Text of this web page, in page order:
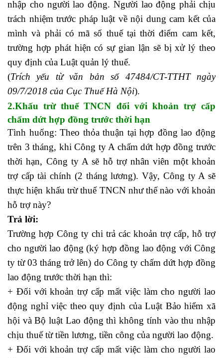
nhập cho người lao động. Người lao động phải chịu
trách nhiệm trước pháp luật về nội dung cam kết của
mình và phải có mã số thuế tại thời điểm cam kết,
trường hợp phát hiện có sự gian lận sẽ bị xử lý theo
quy định của Luật quản lý thuế.
(Trích yếu từ văn bản số 47484/CT-TTHT ngày
09/7/2018 của Cục Thuế Hà Nội).
2.Khấu trừ thuế TNCN đối với khoản trợ cấp
chấm dứt hợp đồng trước thời hạn
Tình huống: Theo thỏa thuận tại hợp đồng lao động
trên 3 tháng, khi Công ty A chấm dứt hợp đồng trước
thời hạn, Công ty A sẽ hỗ trợ nhân viên một khoản
trợ cấp tài chính (2 tháng lương). Vậy, Công ty A sẽ
thực hiện khấu trừ thuế TNCN như thế nào với khoản
hỗ trợ này?
Trả lời:
Trường hợp Công ty chi trả các khoản trợ cấp, hỗ trợ
cho người lao động (ký hợp đồng lao động với Công
ty từ 03 tháng trở lên) do Công ty chấm dứt hợp đồng
lao động trước thời hạn thì:
+ Đối với khoản trợ cấp mất việc làm cho người lao
động nghỉ việc theo quy định của Luật Bảo hiểm xã
hội và Bộ luật Lao động thì không tính vào thu nhập
chịu thuế từ tiền lương, tiền công của người lao động.
+ Đối với khoản trợ cấp mất việc làm cho người lao